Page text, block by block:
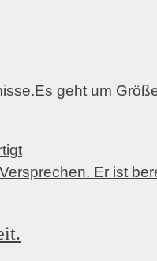
geht um